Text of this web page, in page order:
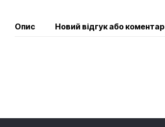
Опис Новий відгук або коментар